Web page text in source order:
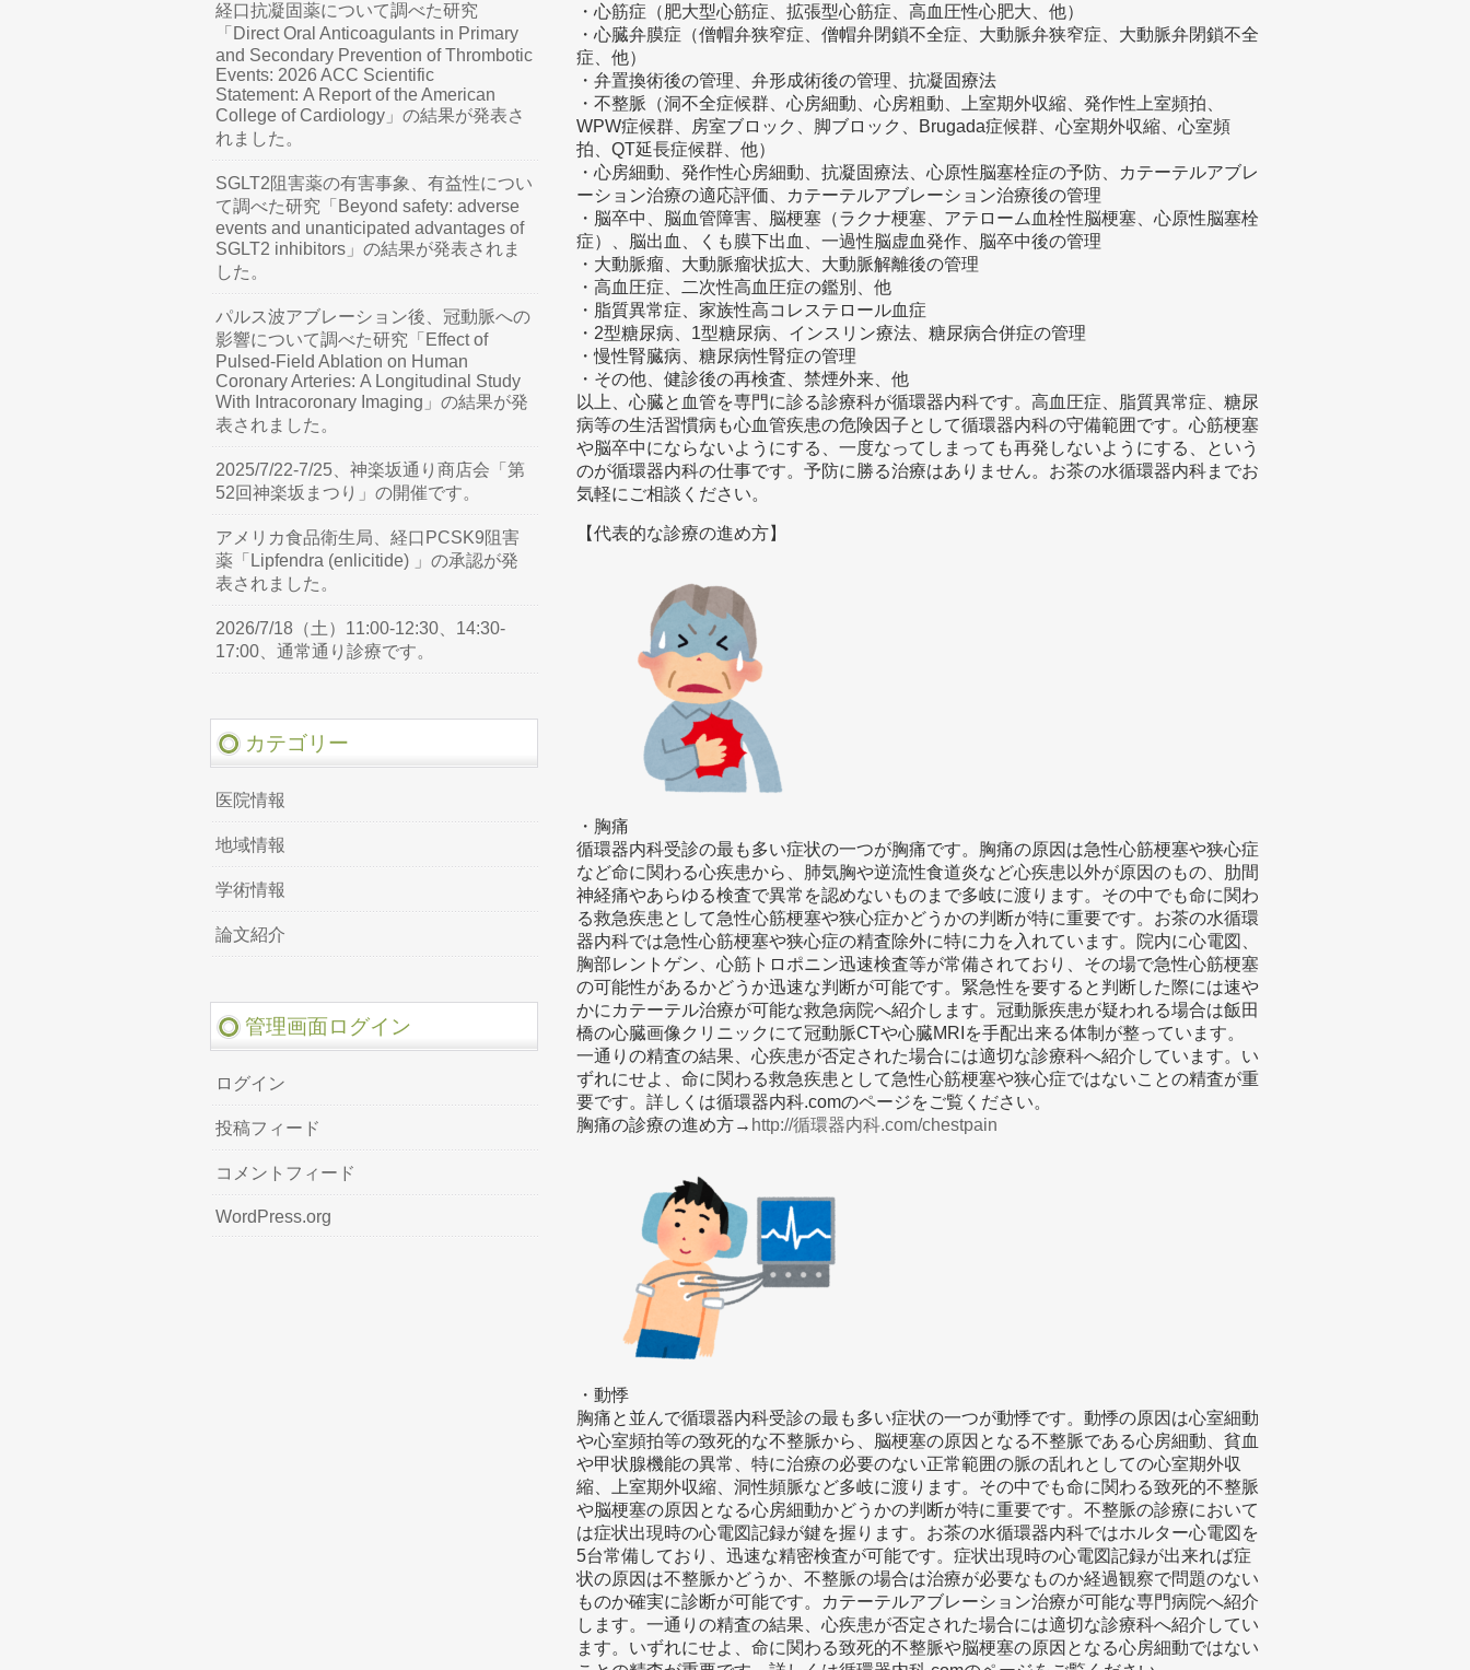
・心筋症（肥大型心筋症、拡張型心筋症、高血圧性心肥大、他）
・心臓弁膜症（僧帽弁狭窄症、僧帽弁閉鎖不全症、大動脈弁狭窄症、大動脈弁閉鎖不全
症、他）
・弁置換術後の管理、弁形成術後の管理、抗凝固療法
・不整脈（洞不全症候群、心房細動、心房粗動、上室期外収縮、発作性上室頻拍、
WPW症候群、房室ブロック、脚ブロック、Brugada症候群、心室期外収縮、心室頻
拍、QT延長症候群、他）
・心房細動、発作性心房細動、抗凝固療法、心原性脳塞栓症の予防、カテーテルアブレ
ーション治療の適応評価、カテーテルアブレーション治療後の管理
・脳卒中、脳血管障害、脳梗塞（ラクナ梗塞、アテローム血栓性脳梗塞、心原性脳塞栓
症）、脳出血、くも膜下出血、一過性脳虚血発作、脳卒中後の管理
・大動脈瘤、大動脈瘤状拡大、大動脈解離後の管理
・高血圧症、二次性高血圧症の鑑別、他
・脂質異常症、家族性高コレステロール血症
・2型糖尿病、1型糖尿病、インスリン療法、糖尿病合併症の管理
・慢性腎臓病、糖尿病性腎症の管理
・その他、健診後の再検査、禁煙外来、他
以上、心臓と血管を専門に診る診療科が循環器内科です。高血圧症、脂質異常症、糖尿
病等の生活習慣病も心血管疾患の危険因子として循環器内科の守備範囲です。心筋梗塞
や脳卒中にならないようにする、一度なってしまっても再発しないようにする、という
のが循環器内科の仕事です。予防に勝る治療はありません。お茶の水循環器内科までお
気軽にご相談ください。
【代表的な診療の進め方】
・胸痛
循環器内科受診の最も多い症状の一つが胸痛です。胸痛の原因は急性心筋梗塞や狭心症
など命に関わる心疾患から、肺気胸や逆流性食道炎など心疾患以外が原因のもの、肋間
神経痛やあらゆる検査で異常を認めないものまで多岐に渡ります。その中でも命に関わ
る救急疾患として急性心筋梗塞や狭心症かどうかの判断が特に重要です。お茶の水循環
器内科では急性心筋梗塞や狭心症の精査除外に特に力を入れています。院内に心電図、
胸部レントゲン、心筋トロポニン迅速検査等が常備されており、その場で急性心筋梗塞
の可能性があるかどうか迅速な判断が可能です。緊急性を要すると判断した際には速や
かにカテーテル治療が可能な救急病院へ紹介します。冠動脈疾患が疑われる場合は飯田
橋の心臓画像クリニックにて冠動脈CTや心臓MRIを手配出来る体制が整っています。
一通りの精査の結果、心疾患が否定された場合には適切な診療科へ紹介しています。い
ずれにせよ、命に関わる救急疾患として急性心筋梗塞や狭心症ではないことの精査が重
要です。詳しくは循環器内科.comのページをご覧ください。
胸痛の診療の進め方→ http://循環器内科.com/chestpain
・動悸
胸痛と並んで循環器内科受診の最も多い症状の一つが動悸です。動悸の原因は心室細動
や心室頻拍等の致死的な不整脈から、脳梗塞の原因となる不整脈である心房細動、貧血
や甲状腺機能の異常、特に治療の必要のない正常範囲の脈の乱れとしての心室期外収
縮、上室期外収縮、洞性頻脈など多岐に渡ります。その中でも命に関わる致死的不整脈
や脳梗塞の原因となる心房細動かどうかの判断が特に重要です。不整脈の診療において
は症状出現時の心電図記録が鍵を握ります。お茶の水循環器内科ではホルター心電図を
5台常備しており、迅速な精密検査が可能です。症状出現時の心電図記録が出来れば症
状の原因は不整脈かどうか、不整脈の場合は治療が必要なものか経過観察で問題のない
ものか確実に診断が可能です。カテーテルアブレーション治療が可能な専門病院へ紹介
します。一通りの精査の結果、心疾患が否定された場合には適切な診療科へ紹介してい
ます。いずれにせよ、命に関わる致死的不整脈や脳梗塞の原因となる心房細動ではない
経口抗凝固薬について調べた研究
「Direct Oral Anticoagulants in Primary
and Secondary Prevention of Thrombotic
Events: 2026 ACC Scientific
Statement: A Report of the American
College of Cardiology」の結果が発表さ
れました。
SGLT2阻害薬の有害事象、有益性につい
て調べた研究「Beyond safety: adverse
events and unanticipated advantages of
SGLT2 inhibitors」の結果が発表されま
した。
パルス波アブレーション後、冠動脈への
影響について調べた研究「Effect of
Pulsed-Field Ablation on Human
Coronary Arteries: A Longitudinal Study
With Intracoronary Imaging」の結果が発
表されました。
2025/7/22-7/25、神楽坂通り商店会「第
52回神楽坂まつり」の開催です。
アメリカ食品衛生局、経口PCSK9阻害
薬「Lipfendra (enlicitide) 」の承認が発
表されました。
2026/7/18（土）11:00-12:30、14:30-
17:00、通常通り診療です。
カテゴリー
医院情報
地域情報
学術情報
論文紹介
管理画面ログイン
ログイン
投稿フィード
コメントフィード
WordPress.org